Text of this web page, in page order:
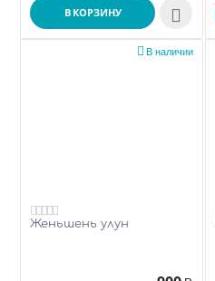
В КОРЗИНУ 
В наличии

Женьшень улун